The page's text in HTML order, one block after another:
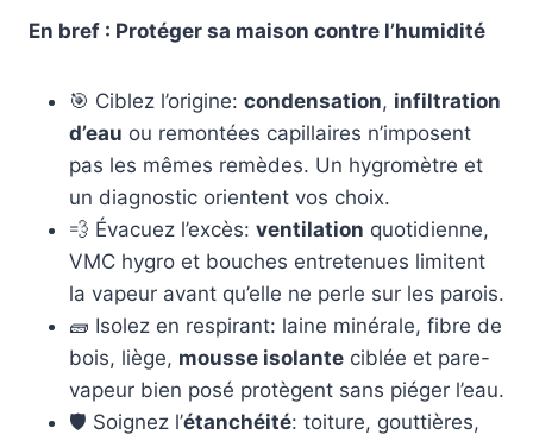
En bref : Protéger sa maison contre l’humidité
🎯 Ciblez l’origine: condensation, infiltration
d’eau ou remontées capillaires n’imposent
pas les mêmes remèdes. Un hygromètre et
un diagnostic orientent vos choix.
💨 Évacuez l’excès: ventilation quotidienne,
VMC hygro et bouches entretenues limitent
la vapeur avant qu’elle ne perle sur les parois.
🧱 Isolez en respirant: laine minérale, fibre de
bois, liège, mousse isolante ciblée et pare-
vapeur bien posé protègent sans piéger l’eau.
🛡️ Soignez l’étanchéité: toiture, gouttières,